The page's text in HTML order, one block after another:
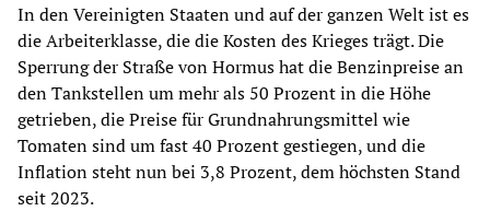
In den Vereinigten Staaten und auf der ganzen Welt ist es
die Arbeiterklasse, die die Kosten des Krieges trägt. Die
Sperrung der Straße von Hormus hat die Benzinpreise an
den Tankstellen um mehr als 50 Prozent in die Höhe
getrieben, die Preise für Grundnahrungsmittel wie
Tomaten sind um fast 40 Prozent gestiegen, und die
Inflation steht nun bei 3,8 Prozent, dem höchsten Stand
seit 2023.